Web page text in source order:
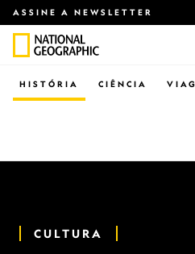
ASSINE A NEWSLETTER
CIÊNCIA
HISTÓRIA
CULTURA